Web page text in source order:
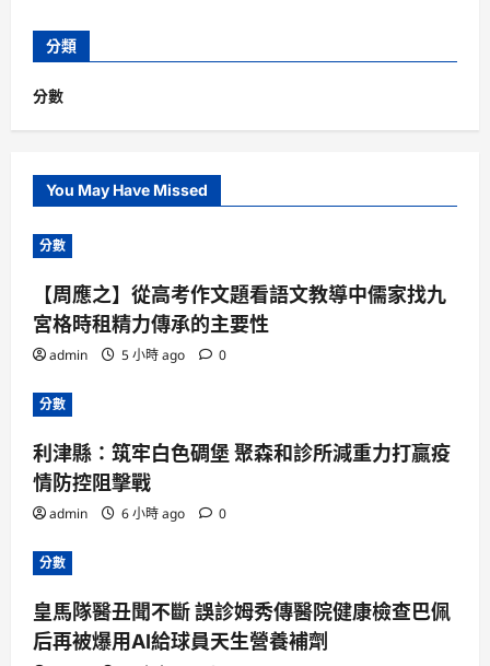
分類
分數
You May Have Missed
分數
【周應之】從高考作文題看語文教導中儒家找九
宮格時租精力傳承的主要性
admin 5 小時 ago 0
分數
利津縣：筑牢白色碉堡 聚森和診所減重力打贏疫
情防控阻擊戰
admin 6 小時 ago 0
分數
皇馬隊醫丑聞不斷 誤診姆秀傳醫院健康檢查巴佩
后再被爆用AI給球員天生營養補劑